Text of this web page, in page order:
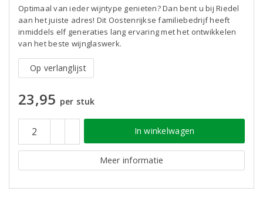
Optimaal van ieder wijntype genieten? Dan bent u bij Riedel
aan het juiste adres! Dit Oostenrijkse familiebedrijf heeft
inmiddels elf generaties lang ervaring met het ontwikkelen
van het beste wijnglaswerk.
Op verlanglijst
23,95 per stuk
In winkelwagen
Meer informatie